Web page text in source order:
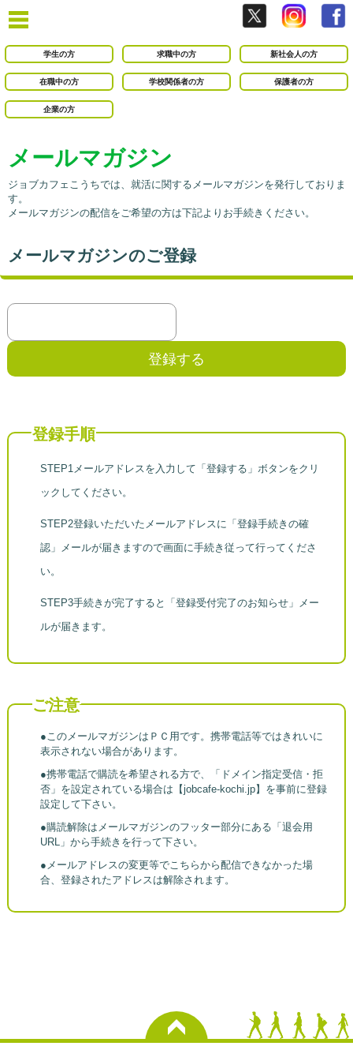
学生の方 求職中の方 新社会人の方
在職中の方 学校関係者の方 保護者の方
企業の方
メールマガジン
ジョブカフェこうちでは、就活に関するメールマガジンを発行しておりま
す。
メールマガジンの配信をご希望の方は下記よりお手続きください。
メールマガジンのご登録
登録手順
STEP1メールアドレスを入力して「登録する」ボタンをクリ
ックしてください。
STEP2登録いただいたメールアドレスに「登録手続きの確
認」メールが届きますので画面に手続き従って行ってくださ
い。
STEP3手続きが完了すると「登録受付完了のお知らせ」メー
ルが届きます。
ご注意
●このメールマガジンはＰＣ用です。携帯電話等ではきれいに
表示されない場合があります。
●携帯電話で購読を希望される方で、「ドメイン指定受信・拒
否」を設定されている場合は【jobcafe-kochi.jp】を事前に登録
設定して下さい。
●購読解除はメールマガジンのフッター部分にある「退会用
URL」から手続きを行って下さい。
●メールアドレスの変更等でこちらから配信できなかった場
合、登録されたアドレスは解除されます。